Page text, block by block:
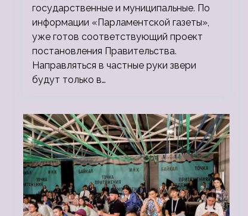
государственные и муниципальные. По
информации «Парламентской газеты»,
уже готов соответствующий проект
постановления Правительства.
Направляться в частные руки звери
будут только в…